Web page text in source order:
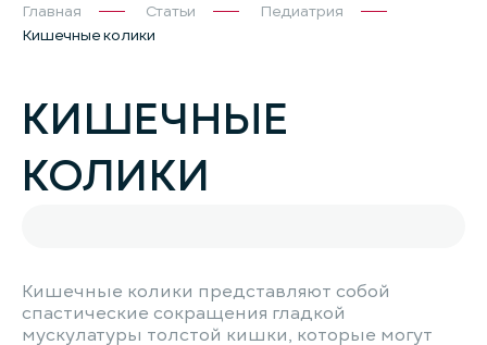
Главная Статьи
Педиатрия
Кишечные колики
КИШЕЧНЫЕ
КОЛИКИ
Кишечные колики представляют собой
спастические сокращения гладкой
мускулатуры толстой кишки, которые могут